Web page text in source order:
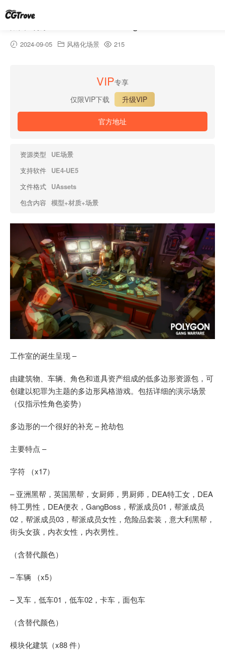
2024-09-05 风格化场景 215
VIP专享
仅限VIP下载
升级VIP
官方地址
资源类型
UE场景
支持软件 UE4-UE5
文件格式 UAssets
包含内容 模型+材质+场景
工作室的诞生呈现 –
由建筑物、车辆、角色和道具资产组成的低多边形资源包，可
创建以犯罪为主题的多边形风格游戏。包括详细的演示场景
（仅指示性角色姿势）
多边形的一个很好的补充 – 抢劫包
主要特点 –
字符 （x17）
– 亚洲黑帮，英国黑帮，女厨师，男厨师，DEA特工女，DEA
特工男性，DEA便衣，GangBoss，帮派成员01，帮派成员
02，帮派成员03，帮派成员女性，危险品套装，意大利黑帮，
街头女孩，内衣女性，内衣男性。
（含替代颜色）
– 车辆 （x5）
– 叉车，低车01，低车02，卡车，面包车
（含替代颜色）
模块化建筑（x88 件）